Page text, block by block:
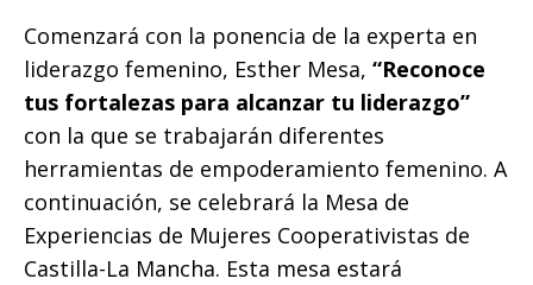
Comenzará con la ponencia de la experta en
liderazgo femenino, Esther Mesa, “Reconoce
tus fortalezas para alcanzar tu liderazgo”
con la que se trabajarán diferentes
herramientas de empoderamiento femenino. A
continuación, se celebrará la Mesa de
Experiencias de Mujeres Cooperativistas de
Castilla-La Mancha. Esta mesa estará